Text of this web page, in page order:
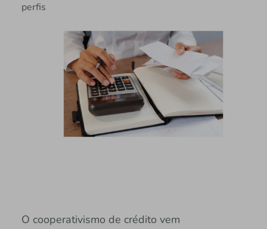
perfis
O cooperativismo de crédito vem